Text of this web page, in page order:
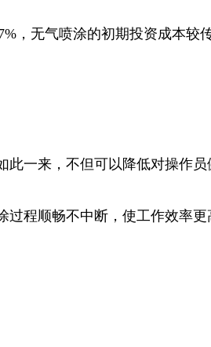
，无气喷涂的初期投资成本较
一来，不但可以降低对操作
程顺畅不中断，使工作效率更